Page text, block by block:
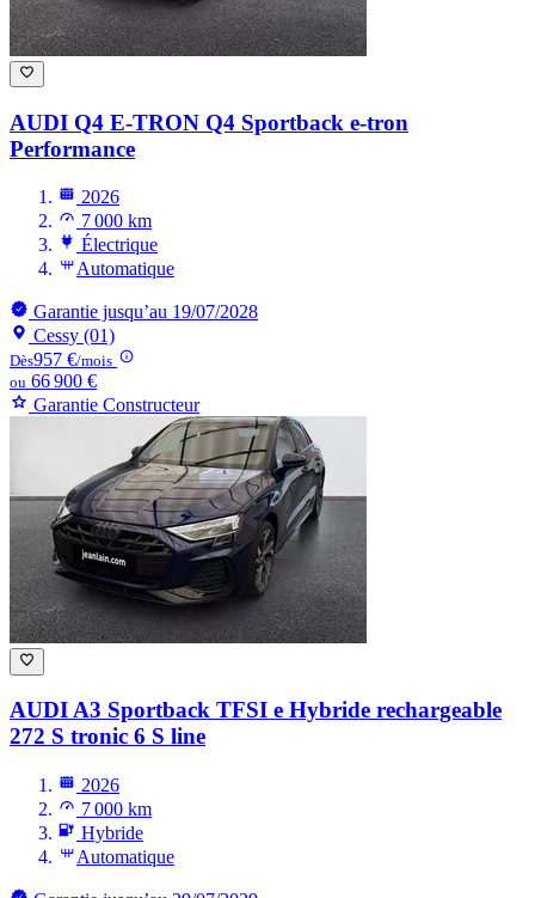
AUDI Q4 E-TRON Q4 Sportback e-tron
Performance
2026
7 000 km
Électrique
Automatique
Garantie jusqu’au 19/07/2028
Cessy (01)
Dès957 €/mois
ou 66 900 €
Garantie Constructeur
AUDI A3 Sportback TFSI e Hybride rechargeable
272 S tronic 6 S line
2026
7 000 km
Hybride
Automatique